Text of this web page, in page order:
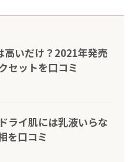
いだけ？2021年発売
セットを口コミ
ライ肌には乳液いらな
を口コミ